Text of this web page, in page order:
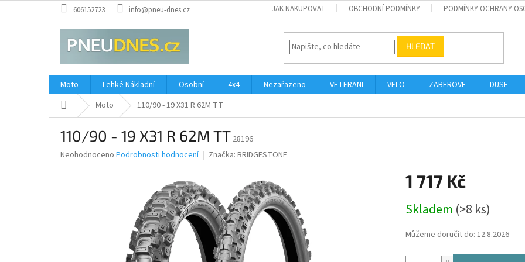
na
606152723 info@pneu-dnes.cz JAK NAKUPOVAT OBCHODNÍ PODMÍNKY PODMÍNKY OCHRANY
HLEDAT
Moto Lehké Nákladní Osobní 4x4 Nezařazeno VETERANI VELO ZABEROVE DUSE
Domů Moto 110/90 - 19 X31 R 62M TT
110/90 - 19 X31 R 62M TT 28196
Průměrné
Neohodnoceno Podrobnosti hodnocení Značka: BRIDGESTONE
1 717 Kč
cena:
Skladem (>8 ks)
Můžeme doručit do: 12.8.2026